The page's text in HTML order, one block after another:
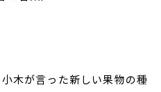
木が言った新しい果物の種